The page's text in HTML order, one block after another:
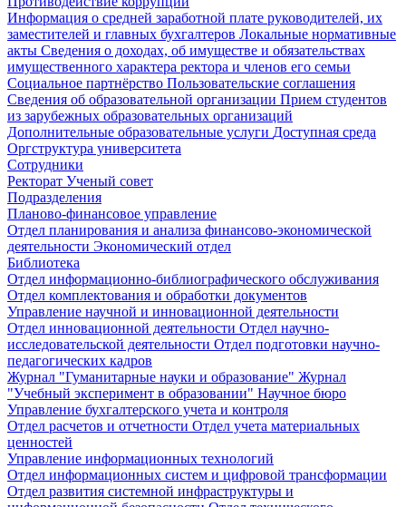
Информация о средней заработной плате руководителей, их
заместителей и главных бухгалтеров Локальные нормативные
акты Сведения о доходах, об имуществе и обязательствах
имущественного характера ректора и членов его семьи
Социальное партнёрство Пользовательские соглашения
Сведения об образовательной организации Прием студентов
из зарубежных образовательных организаций
Дополнительные образовательные услуги Доступная среда
Оргструктура университета
Сотрудники
Ректорат Ученый совет
Подразделения
Планово-финансовое управление
Отдел планирования и анализа финансово-экономической
деятельности Экономический отдел
Библиотека
Отдел информационно-библиографического обслуживания
Отдел комплектования и обработки документов
Управление научной и инновационной деятельности
Отдел инновационной деятельности Отдел научно-
исследовательской деятельности Отдел подготовки научно-
педагогических кадров
Журнал "Гуманитарные науки и образование" Журнал
"Учебный эксперимент в образовании" Научное бюро
Управление бухгалтерского учета и контроля
Отдел расчетов и отчетности Отдел учета материальных
ценностей
Управление информационных технологий
Отдел информационных систем и цифровой трансформации
Отдел развития системной инфраструктуры и